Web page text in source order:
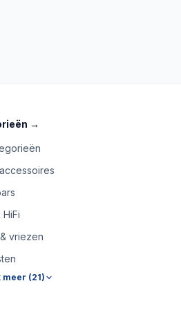
→
HiFi
vriezen
meer (21)